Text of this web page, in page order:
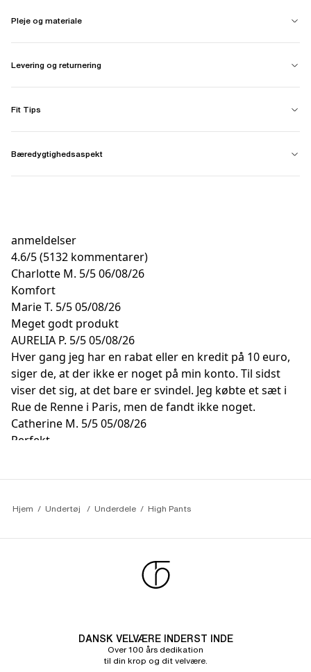
Pleje og materiale
Levering og returnering
Fit Tips
Bæredygtighedsaspekt
anmeldelser
4.6/5(5132 kommentarer)
Charlotte M. 5/506/08/26
Komfort
Marie T. 5/505/08/26
Meget godt produkt
AURELIA P. 5/505/08/26
Hver gang jeg har en rabat eller en kredit på 10 euro,
siger de, at der ikke er noget på min konto. Til sidst
viser det sig, at det bare er svindel. Jeg købte et sæt i
Rue de Renne i Paris, men de fandt ikke noget.
Catherine M. 5/505/08/26
Perfekt
komfortabelt
Hjem Undertøj Underdele High Pants
DANSK VELVÆRE INDERST INDE
Over 100 års dedikation
til din krop og dit velvære.